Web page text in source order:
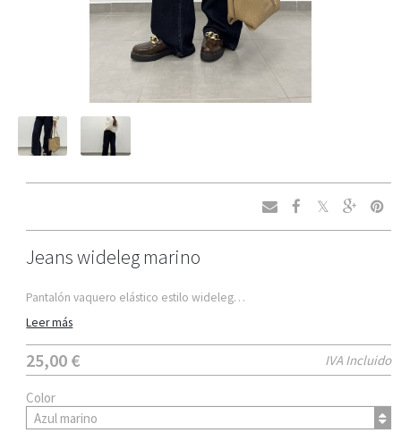
Jeans wideleg marino
Pantalón vaquero elástico estilo wideleg…
Leer más
25,00 € IVA Incluido
Color
Azul marino